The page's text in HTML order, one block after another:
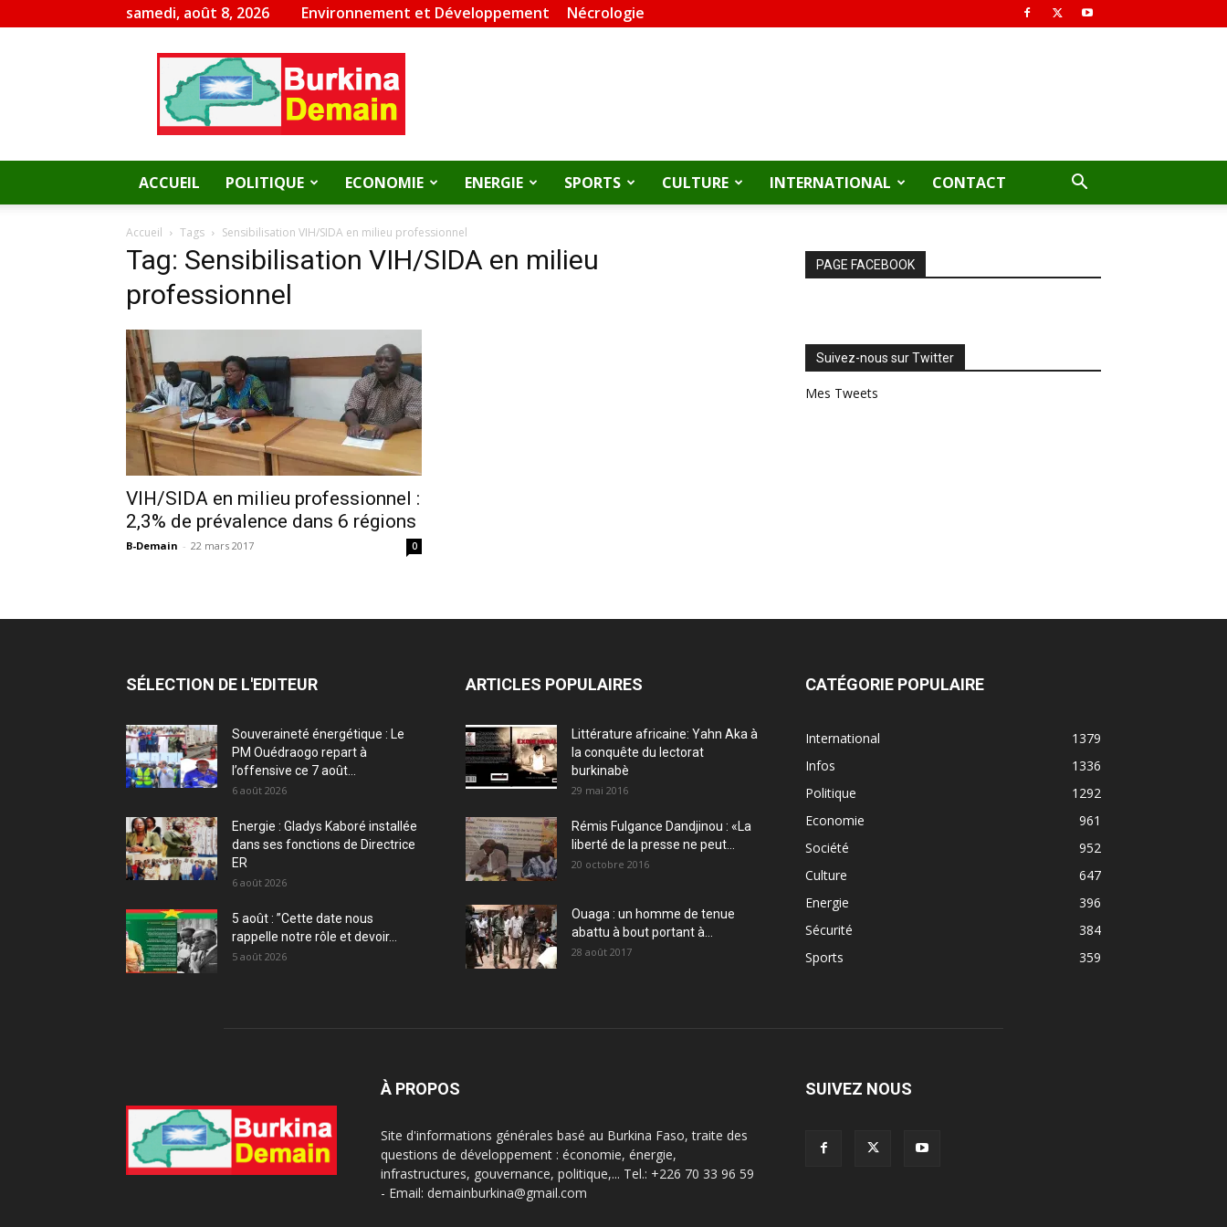
samedi, août 8, 2026 Environnement et Développement Nécrologie
Burkina
Demain
ACCUEIL POLITIQUE ECONOMIE ENERGIE SPORTS CULTURE INTERNATIONAL CONTACT
Accueil Tags Sensibilisation VIH/SIDA en milieu professionnel
Tag: Sensibilisation VIH/SIDA en milieu
professionnel
VIH/SIDA en milieu professionnel :
2,3% de prévalence dans 6 régions
B-Demain - 22 mars 2017 0
PAGE FACEBOOK
Suivez-nous sur Twitter
Mes Tweets
SÉLECTION DE L'EDITEUR
Souveraineté énergétique : Le
PM Ouédraogo repart à
l’offensive ce 7 août...
6 août 2026
Energie : Gladys Kaboré installée
dans ses fonctions de Directrice
ER
6 août 2026
5 août : ”Cette date nous
rappelle notre rôle et devoir...
5 août 2026
ARTICLES POPULAIRES
Littérature africaine: Yahn Aka à
la conquête du lectorat
burkinabè
29 mai 2016
Rémis Fulgance Dandjinou : «La
liberté de la presse ne peut...
20 octobre 2016
Ouaga : un homme de tenue
abattu à bout portant à...
28 août 2017
CATÉGORIE POPULAIRE
International
1379
Infos
1336
Politique
1292
Economie
961
Société
952
Culture
647
Energie
396
Sécurité
384
Sports
359
À PROPOS
Site d'informations générales basé au Burkina Faso, traite des
questions de développement : économie, énergie,
infrastructures, gouvernance, politique,... Tel.: +226 70 33 96 59
- Email: demainburkina@gmail.com
SUIVEZ NOUS